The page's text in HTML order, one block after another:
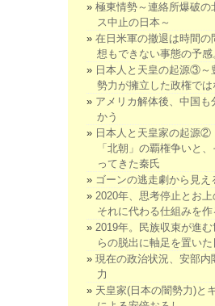
極東情勢～連絡所爆破の
ス中止の日本～
在日米軍の撤退は時間の
想もできない事態の予感
日本人と天皇の起源③～
勢力が擁立した政権では
アメリカ解体後、中国も
かう
日本人と天皇家の起源②
「北朝」の覇権争いと
ってきた秦氏
ゴーンの逃走劇から見え
2020年、思考停止とお上
それに代わる仕組みを
2019年。民族収束が進
らの脱出に軸足を置いた
現在の政治状況、安部内
力
天皇家(日本の闇勢力)と